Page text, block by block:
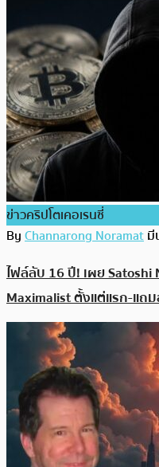
ข่าวคริปโตเคอเรนซี่
ByChannarong Noramatมี
ไฟล์ลับ 16 ปี! เผย Satoshi
Maximalist ตั้งแต่แรก-แถ